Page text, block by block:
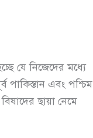
যে নিজেদের মধ্যে
এবং পশ্চিম
ছায়া নেমে